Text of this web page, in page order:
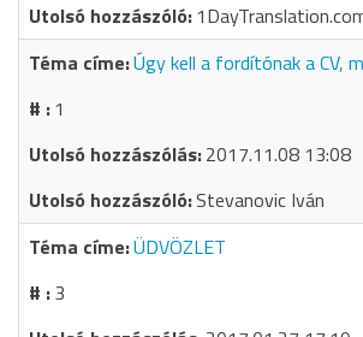
Úgy kell a fordítónak a CV,
1
2017.11.08 13:08
Stevanovic Iván
ÜDVÖZLET
3